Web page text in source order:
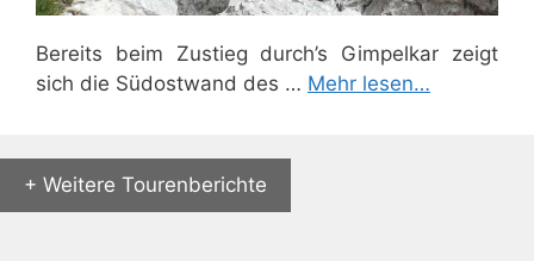
Bereits beim Zustieg durch’s Gimpelkar zeigt
sich die Südostwand des … Mehr lesen…
+ Weitere Tourenberichte